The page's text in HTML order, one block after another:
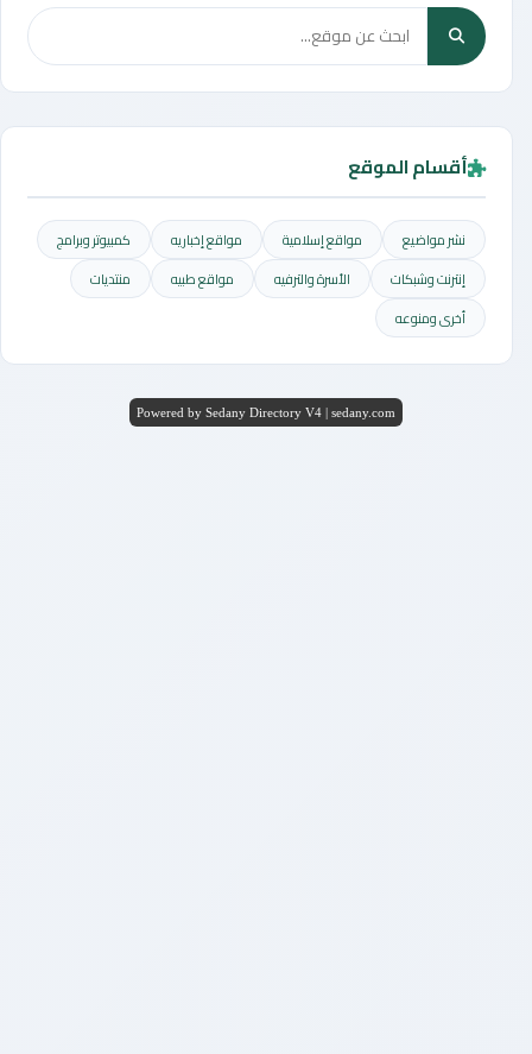
أقسام الموقع
نشر مواضيع مواقع إسلامية مواقع إخباريه
كمبيوتر وبرامج
إنترنت وشبكات
الأسرة والترفيه مواقع طبيه
منتديات
أخرى ومنوعه
Powered by Sedany Directory V4 | sedany.com